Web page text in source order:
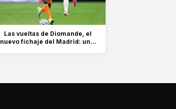
Las vueltas de Diomande, el
nuevo fichaje del Madrid: un...